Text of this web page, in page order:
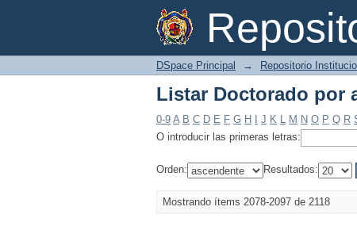
Listar Doctorado por
DSpace Principal → Repositorio
Listar Doctorado por
0-9 A B C D E F G H J K L M N O P Q R
O introducir las primeras letras:
Orden: Resultados:
Mostrando ítems 2078-2097 de 2118